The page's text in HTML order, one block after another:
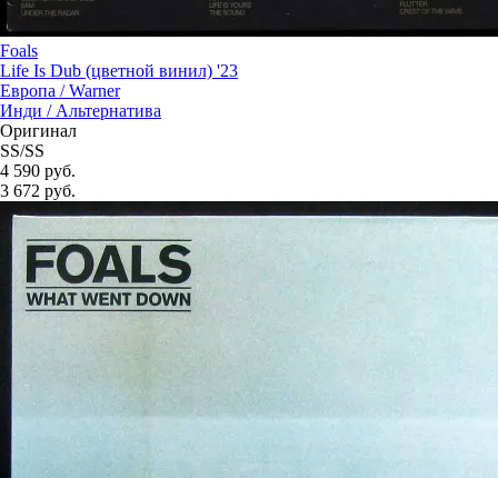
Foals
Life Is Dub (цветной винил) '23
Европа /Warner
Инди / Альтернатива
Оригинал
SS/SS
4 590 руб.
3 672 руб.